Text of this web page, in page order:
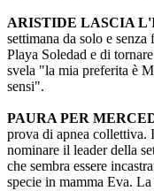
ARISTIDE LASCIA
settimana da solo e
Playa Soledad e di
svela "la mia preferita è
sensi".
PAURA PER
prova di apnea collettiva.
nominare il leader della
che sembra essere
specie in mamma Eva.